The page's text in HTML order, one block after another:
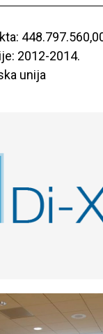
2012-2014.
unija